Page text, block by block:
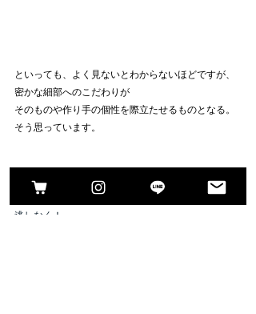
といっても、よく見ないとわからないほどですが、
密かな細部へのこだわりが
そのものや作り手の個性を際立たせるものとなる。
そう思っています。
5月中の特別価格は、明日5/31(日)となります。お見
逃しなく！